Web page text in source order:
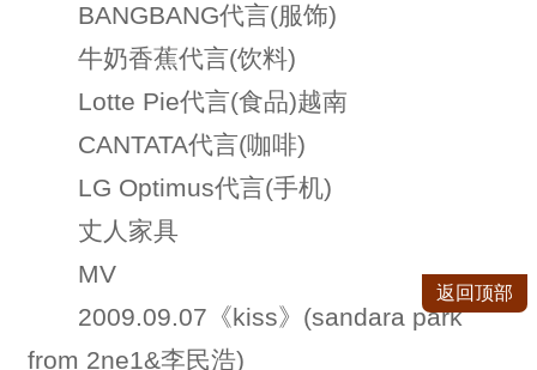
BANGBANG代言(服饰)
牛奶香蕉代言(饮料)
Lotte Pie代言(食品)越南
CANTATA代言(咖啡)
LG Optimus代言(手机)
丈人家具
MV
2009.09.07《kiss》(sandara park
from 2ne1&李民浩)
返回顶部